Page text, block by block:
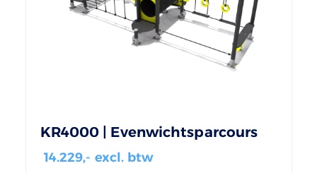
KR4000 | Evenwichtsparcours
14.229,- excl. btw